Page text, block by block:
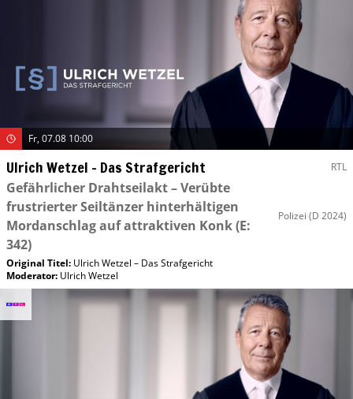
Fr, 07.08 10:00
Ulrich Wetzel – Das Strafgericht RTL
Gefährlicher Drahtseilakt – Verübte
frustrierter Seiltänzer hinterhältigen
Mordanschlag auf attraktiven Konk(E:
342)
Polizei (D 2024)
Original Titel: Ulrich Wetzel – Das Strafgericht
Moderator: Ulrich Wetzel